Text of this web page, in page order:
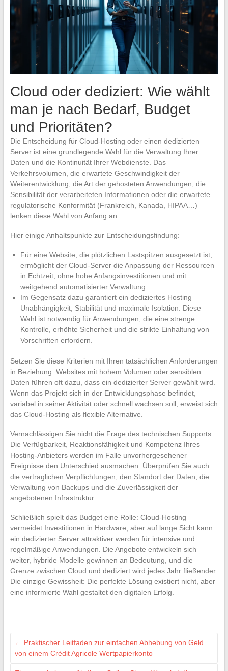
Cloud oder dediziert: Wie wählt
man je nach Bedarf, Budget
und Prioritäten?
Die Entscheidung für Cloud-Hosting oder einen dedizierten
Server ist eine grundlegende Wahl für die Verwaltung Ihrer
Daten und die Kontinuität Ihrer Webdienste. Das
Verkehrsvolumen, die erwartete Geschwindigkeit der
Weiterentwicklung, die Art der gehosteten Anwendungen, die
Sensibilität der verarbeiteten Informationen oder die erwartete
regulatorische Konformität (Frankreich, Kanada, HIPAA…)
lenken diese Wahl von Anfang an.
Hier einige Anhaltspunkte zur Entscheidungsfindung:
Für eine Website, die plötzlichen Lastspitzen ausgesetzt ist,
ermöglicht der Cloud-Server die Anpassung der Ressourcen
in Echtzeit, ohne hohe Anfangsinvestitionen und mit
weitgehend automatisierter Verwaltung.
Im Gegensatz dazu garantiert ein dediziertes Hosting
Unabhängigkeit, Stabilität und maximale Isolation. Diese
Wahl ist notwendig für Anwendungen, die eine strenge
Kontrolle, erhöhte Sicherheit und die strikte Einhaltung von
Vorschriften erfordern.
Setzen Sie diese Kriterien mit Ihren tatsächlichen Anforderungen
in Beziehung. Websites mit hohem Volumen oder sensiblen
Daten führen oft dazu, dass ein dedizierter Server gewählt wird.
Wenn das Projekt sich in der Entwicklungsphase befindet,
variabel in seiner Aktivität oder schnell wachsen soll, erweist sich
das Cloud-Hosting als flexible Alternative.
Vernachlässigen Sie nicht die Frage des technischen Supports:
Die Verfügbarkeit, Reaktionsfähigkeit und Kompetenz Ihres
Hosting-Anbieters werden im Falle unvorhergesehener
Ereignisse den Unterschied ausmachen. Überprüfen Sie auch
die vertraglichen Verpflichtungen, den Standort der Daten, die
Verwaltung von Backups und die Zuverlässigkeit der
angebotenen Infrastruktur.
Schließlich spielt das Budget eine Rolle: Cloud-Hosting
vermeidet Investitionen in Hardware, aber auf lange Sicht kann
ein dedizierter Server attraktiver werden für intensive und
regelmäßige Anwendungen. Die Angebote entwickeln sich
weiter, hybride Modelle gewinnen an Bedeutung, und die
Grenze zwischen Cloud und dediziert wird jedes Jahr fließender.
Die einzige Gewissheit: Die perfekte Lösung existiert nicht, aber
eine informierte Wahl gestaltet den digitalen Erfolg.
← Praktischer Leitfaden zur einfachen Abhebung von Geld
von einem Crédit Agricole Wertpapierkonto